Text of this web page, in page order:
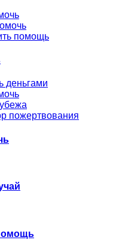
помощь
деньгами
пожертвования